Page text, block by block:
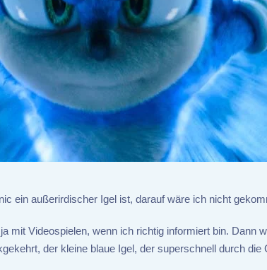
ein außerirdischer Igel ist, darauf wäre ich nicht
mit Videospielen, wenn ich richtig informiert bin. Dann
der kleine blaue Igel, der superschnell durch die